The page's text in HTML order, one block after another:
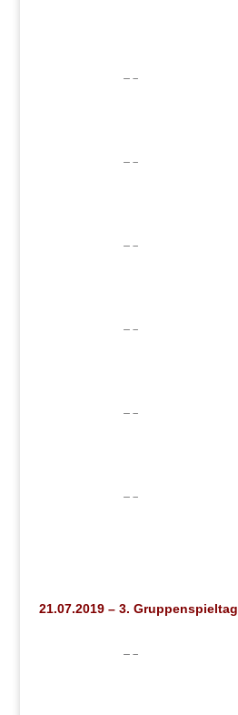
21.07.2019 – 3. Gruppenspieltag